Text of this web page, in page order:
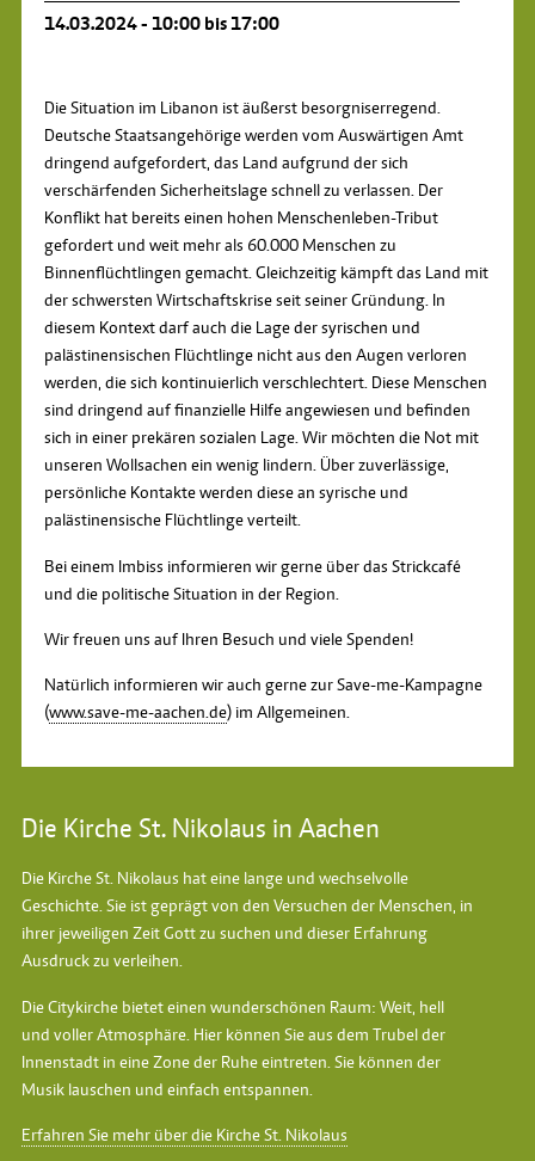
14.03.2024 - 10:00 bis 17:00
Die Situation im Libanon ist äußerst besorgniserregend.
Deutsche Staatsangehörige werden vom Auswärtigen Amt
dringend aufgefordert, das Land aufgrund der sich
verschärfenden Sicherheitslage schnell zu verlassen. Der
Konflikt hat bereits einen hohen Menschenleben-Tribut
gefordert und weit mehr als 60.000 Menschen zu
Binnenflüchtlingen gemacht. Gleichzeitig kämpft das Land mit
der schwersten Wirtschaftskrise seit seiner Gründung. In
diesem Kontext darf auch die Lage der syrischen und
palästinensischen Flüchtlinge nicht aus den Augen verloren
werden, die sich kontinuierlich verschlechtert. Diese Menschen
sind dringend auf finanzielle Hilfe angewiesen und befinden
sich in einer prekären sozialen Lage. Wir möchten die Not mit
unseren Wollsachen ein wenig lindern. Über zuverlässige,
persönliche Kontakte werden diese an syrische und
palästinensische Flüchtlinge verteilt.
Bei einem Imbiss informieren wir gerne über das Strickcafé
und die politische Situation in der Region.
Wir freuen uns auf Ihren Besuch und viele Spenden!
Natürlich informieren wir auch gerne zur Save-me-Kampagne
(www.save-me-aachen.de) im Allgemeinen.
Die Kirche St. Nikolaus in Aachen
Die Kirche St. Nikolaus hat eine lange und wechselvolle
Geschichte. Sie ist geprägt von den Versuchen der Menschen, in
ihrer jeweiligen Zeit Gott zu suchen und dieser Erfahrung
Ausdruck zu verleihen.
Die Citykirche bietet einen wunderschönen Raum: Weit, hell
und voller Atmosphäre. Hier können Sie aus dem Trubel der
Innenstadt in eine Zone der Ruhe eintreten. Sie können der
Musik lauschen und einfach entspannen.
Erfahren Sie mehr über die Kirche St. Nikolaus